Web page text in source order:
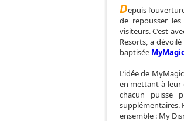
Depuis
de repousser
visiteurs. C’est
Resorts, a
baptisée
L’idée de
en mettant à leur
chacun puisse
supplémentaires.
ensemble : My